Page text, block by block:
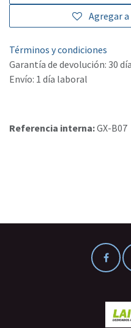
Agregar
Términos y condiciones
Garantía de devolución: 30
Envío: 1 día laboral
Referencia interna:GX-B07